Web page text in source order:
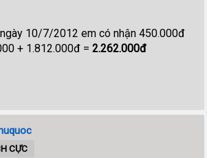
ngày 10/7/2012 em có nhận 450.000đ
+ 1.812.000đ =2.262.000đ
CỰC